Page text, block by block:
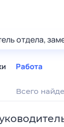
отдела,
Работа
Всего